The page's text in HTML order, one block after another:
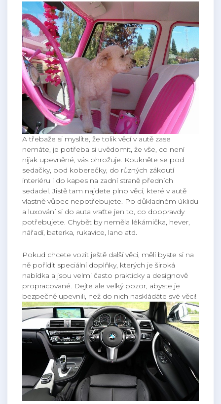
A třebaže si myslíte, že tolik věcí v autě zase
nemáte, je potřeba si uvědomit, že vše, co není
nijak upevněné, vás ohrožuje. Koukněte se pod
sedačky, pod koberečky, do různých zákoutí
interiéru i do kapes na zadní straně předních
sedadel. Jistě tam najdete plno věcí, které v autě
vlastně vůbec nepotřebujete. Po důkladném úklidu
a luxování si do auta vraťte jen to, co doopravdy
potřebujete. Chybět by neměla lékárnička, hever,
nářadí, baterka, rukavice, lano atd.
Pokud chcete vozit ještě další věci, měli byste si na
ně pořídit speciální doplňky, kterých je široká
nabídka a jsou velmi často prakticky a designově
propracované. Dejte ale velký pozor, abyste je
bezpečně upevnili, než do nich naskládáte své věci!